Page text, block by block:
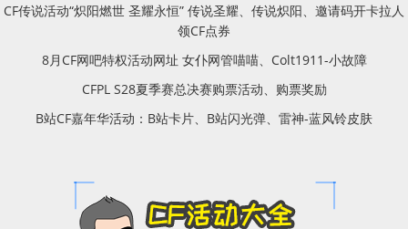
CF传说活动“炽阳燃世 圣耀永恒” 传说圣耀、传说炽阳、邀请码开卡拉人
领CF点券
8月CF网吧特权活动网址 女仆网管喵喵、Colt1911-小故障
CFPL S28夏季赛总决赛购票活动、购票奖励
B站CF嘉年华活动：B站卡片、B站闪光弹、雷神-蓝风铃皮肤